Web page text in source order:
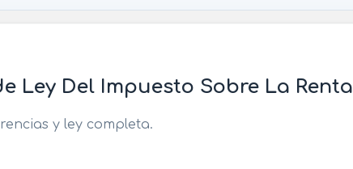
Ley Del Impuesto Sobre La Renta
y ley completa.